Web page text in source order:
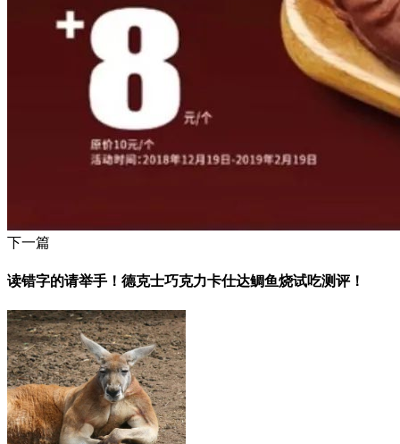
下一篇
读错字的请举手！德克士巧克力卡仕达鲷鱼烧试吃测评！